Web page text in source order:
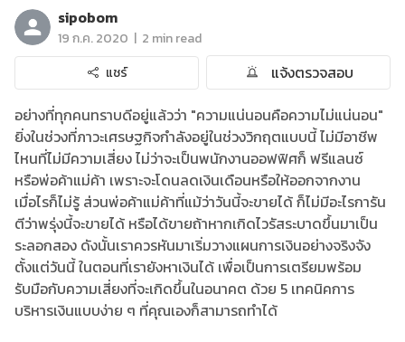
sipobom
19 ก.ค. 2020 | 2 min read
แชร์
แจ้งตรวจสอบ
อย่างที่ทุกคนทราบดีอยู่แล้วว่า "ความแน่นอนคือความไม่แน่นอน"
ยิ่งในช่วงที่ภาวะเศรษฐกิจกำลังอยู่ในช่วงวิกฤตแบบนี้ ไม่มีอาชีพ
ไหนที่ไม่มีความเสี่ยง ไม่ว่าจะเป็นพนักงานออฟฟิศก็ ฟรีแลนซ์
หรือพ่อค้าแม่ค้า เพราะจะโดนลดเงินเดือนหรือให้ออกจากงาน
เมื่อไรก็ไม่รู้ ส่วนพ่อค้าแม่ค้าที่แม้ว่าวันนี้จะขายได้ ก็ไม่มีอะไรการัน
ตีว่าพรุ่งนี้จะขายได้ หรือได้ขายถ้าหากเกิดไวรัสระบาดขึ้นมาเป็น
ระลอกสอง ดังนั้นเราควรหันมาเริ่มวางแผนการเงินอย่างจริงจัง
ตั้งแต่วันนี้ ในตอนที่เรายังหาเงินได้ เพื่อเป็นการเตรียมพร้อม
รับมือกับความเสี่ยงที่จะเกิดขึ้นในอนาคต ด้วย 5 เทคนิคการ
บริหารเงินแบบง่าย ๆ ที่คุณเองก็สามารถทำได้